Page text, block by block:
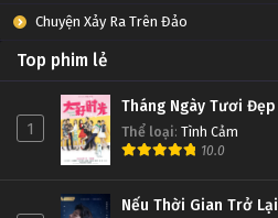
Chuyện Xảy Ra Trên Đảo
Top phim lẻ
1
Tháng Ngày Tươi Đẹp
Thể loại: Tình Cảm
10.0
Nếu Thời Gian Trở Lại